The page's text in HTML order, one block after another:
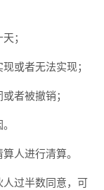
；
或者无法实现；
者被撤销；
进行清算。
过半数同意，可